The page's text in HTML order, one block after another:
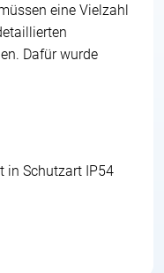
eine Vielzahl
Dafür wurde
in Schutzart IP54